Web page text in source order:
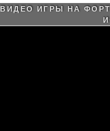
ВИДЕО ИГРЫ НА